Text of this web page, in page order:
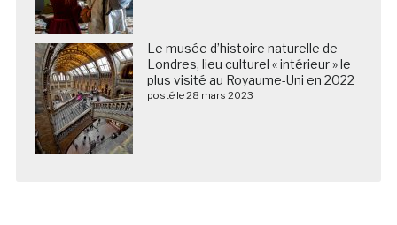
Le musée d’histoire naturelle de
Londres, lieu culturel « intérieur » le
plus visité au Royaume-Uni en 2022
posté le 28 mars 2023